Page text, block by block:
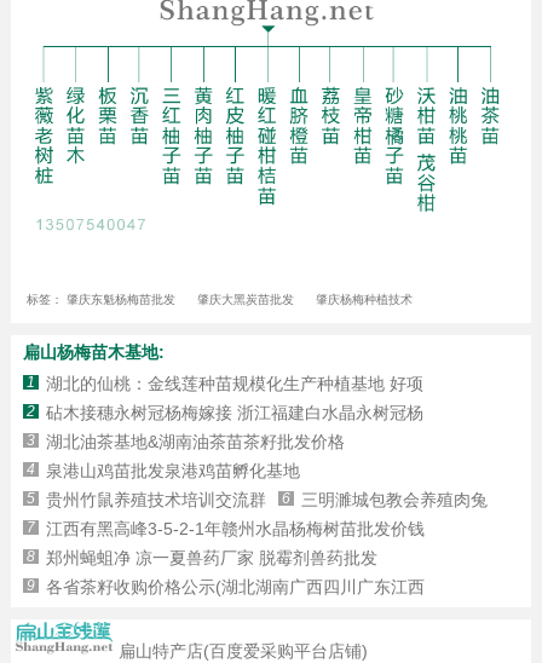
标签： 肇庆东魁杨梅苗批发 肇庆大黑炭苗批发 肇庆杨梅种植技术
扁山杨梅苗木基地:
1 湖北的仙桃：金线莲种苗规模化生产种植基地 好项
2 砧木接穗永树冠杨梅嫁接 浙江福建白水晶永树冠杨
3 湖北油茶基地&湖南油茶苗茶籽批发价格
4 泉港山鸡苗批发泉港鸡苗孵化基地
5 贵州竹鼠养殖技术培训交流群 6 三明濉城包教会养殖肉兔
7 江西有黑高峰3-5-2-1年赣州水晶杨梅树苗批发价钱
8 郑州蝇蛆净 凉一夏兽药厂家 脱霉剂兽药批发
9 各省茶籽收购价格公示(湖北湖南广西四川广东江西
扁山特产店(百度爱采购平台店铺)